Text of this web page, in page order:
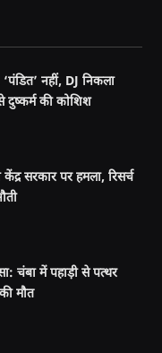
नहीं, DJ निकला
दुष्कर्म की कोशिश
सरकार पर हमला, रिसर्च
चंबा में पहाड़ी से पत्थर
मौत